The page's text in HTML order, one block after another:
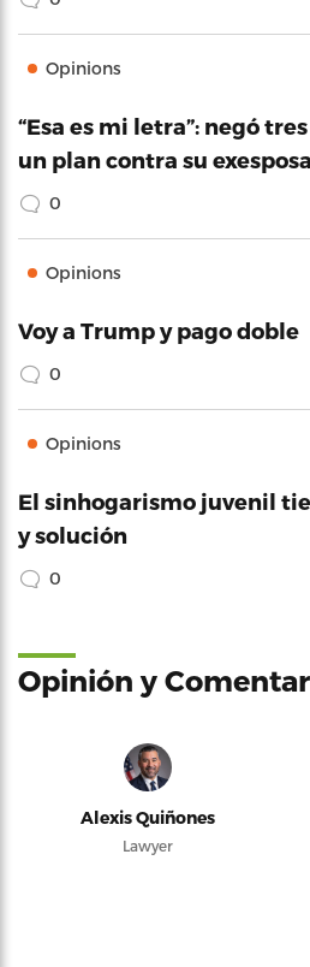
Opinions
“Esa es mi letra”: negó
un plan contra su
0
Opinions
Voy a Trump y pago doble
0
Opinions
El sinhogarismo juvenil
y solución
0
Opinión y
Alexis Quiñones
Lawyer